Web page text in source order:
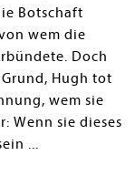
Botschaft
wem die
Doch
Hugh tot
wem sie
Wenn sie dieses
...